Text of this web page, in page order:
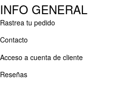
INFO GENERAL
Rastrea tu pedido
Contacto
Acceso a cuenta de cliente
Reseñas